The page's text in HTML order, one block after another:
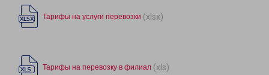
Тарифы на услуги перевозки (xlsx)
Тарифы на перевозку в филиал (xls)